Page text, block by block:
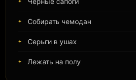
Собирать чемодан
Серьги в ушах
Лежать на полу